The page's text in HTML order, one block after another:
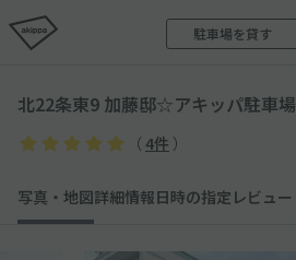
駐車場を貸す
北22条東9 加藤邸☆アキッパ駐車場
（ 4件 ）
写真・地図詳細情報日時の指定 レビュー